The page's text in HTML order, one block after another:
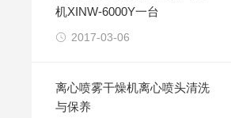
机XINW-6000Y一台
2017-03-06
离心喷雾干燥机离心喷头清洗
与保养